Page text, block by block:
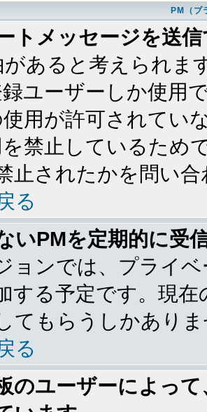
PM（プ
トメッセージを送
があると考えられま
録ユーザーしか使用
用が許可されてい
禁止しているため
止されたかを問い
る
いPMを定期的に受
ョンでは、プライ
する予定です。現
てもらうしかあり
る
のユーザーによっ